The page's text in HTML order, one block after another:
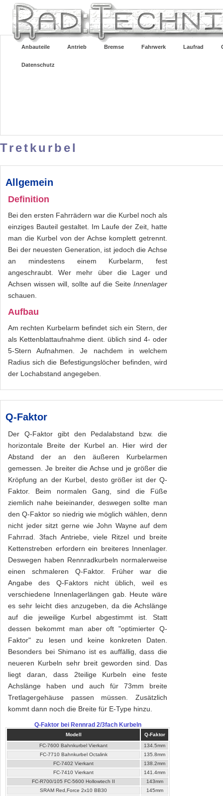
Anbauteile Antrieb Bremse Fahrwerk Laufrad
Datenschutz
Tretkurbel
Allgemein
Definition
Bei den ersten Fahrrädern war die Kurbel noch als
einziges Bauteil gestaltet. Im Laufe der Zeit, hatte
man die Kurbel von der Achse komplett getrennt.
Bei der neuesten Generation, ist jedoch die Achse
an mindestens einem Kurbelarm, fest
angeschraubt. Wer mehr über die Lager und
Achsen wissen will, sollte auf die Seite Innenlager
schauen.
Aufbau
Am rechten Kurbelarm befindet sich ein Stern, der
als Kettenblattaufnahme dient. üblich sind 4- oder
5-Stern Aufnahmen. Je nachdem in welchem
Radius sich die Befestigungslöcher befinden, wird
der Lochabstand angegeben.
Q-Faktor
Der Q-Faktor gibt den Pedalabstand bzw. die
horizontale Breite der Kurbel an. Hier wird der
Abstand der an den äußeren Kurbelarmen
gemessen. Je breiter die Achse und je größer die
Kröpfung an der Kurbel, desto größer ist der Q-
Faktor. Beim normalen Gang, sind die Füße
ziemlich nahe beieinander, deswegen sollte man
den Q-Faktor so niedrig wie möglich wählen, denn
nicht jeder sitzt gerne wie John Wayne auf dem
Fahrrad. 3fach Antriebe, viele Ritzel und breite
Kettenstreben erfordern ein breiteres Innenlager.
Deswegen haben Rennradkurbeln normalerweise
einen schmaleren Q-Faktor. Früher war die
Angabe des Q-Faktors nicht üblich, weil es
verschiedene Innenlagerlängen gab. Heute wäre
es sehr leicht dies anzugeben, da die Achslänge
auf die jeweilige Kurbel abgestimmt ist. Statt
dessen bekommt man aber oft "optimierter Q-
Faktor" zu lesen und keine konkreten Daten.
Besonders bei Shimano ist es auffällig, dass die
neueren Kurbeln sehr breit geworden sind. Das
liegt daran, dass 2teilige Kurbeln eine feste
Achslänge haben und auch für 73mm breite
Tretlagergehäuse passen müssen. Zusätzlich
kommt dann noch die Breite für E-Type hinzu.
Q-Faktor bei Rennrad 2/3fach Kurbeln
Modell
Q-Faktor
FC-7600 Bahnkurbel Vierkant
134.5mm
FC-7710 Bahnkurbel Octalink
135.8mm
FC-7402 Vierkant
138.2mm
FC-7410 Vierkant
141.4mm
FC-R700/105 FC-5600 Hollowtech II
143mm
SRAM Red,Force 2x10 BB30
145mm